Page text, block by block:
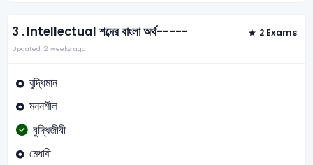
3 .Intellectual শব্দের বাংলা অর্থ----- 2 Exams
Updated: 2 weeks ago
বুদ্ধিমান
মননশীল
বুদ্ধিজীবী
মেধাবী